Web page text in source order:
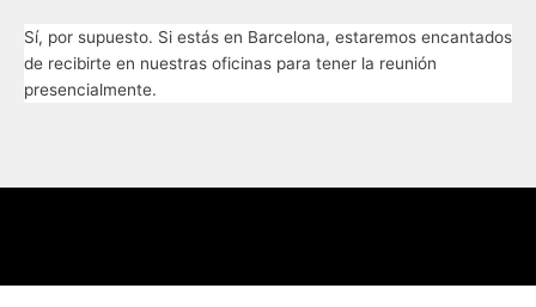
Sí, por supuesto. Si estás en Barcelona, estaremos encantados
de recibirte en nuestras oficinas para tener la reunión
presencialmente.